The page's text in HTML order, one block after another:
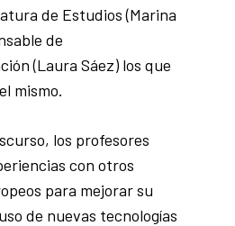
de Estudios (Marina
de
(Laura Sáez) los que
mismo.
los profesores
con otros
para mejorar su
de nuevas tecnologías